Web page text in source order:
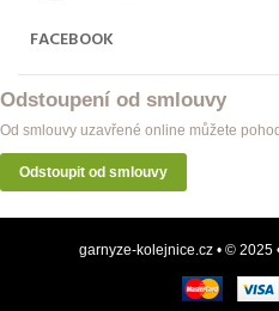
FACEBOOK
Odstoupení od smlouvy
Od smlouvy uzavřené online můžete
Odstoupit od smlouvy
garnyze-kolejnice.cz • © 2025